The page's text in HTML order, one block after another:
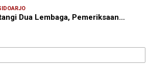
Dua Lembaga, Pemeriksaan…